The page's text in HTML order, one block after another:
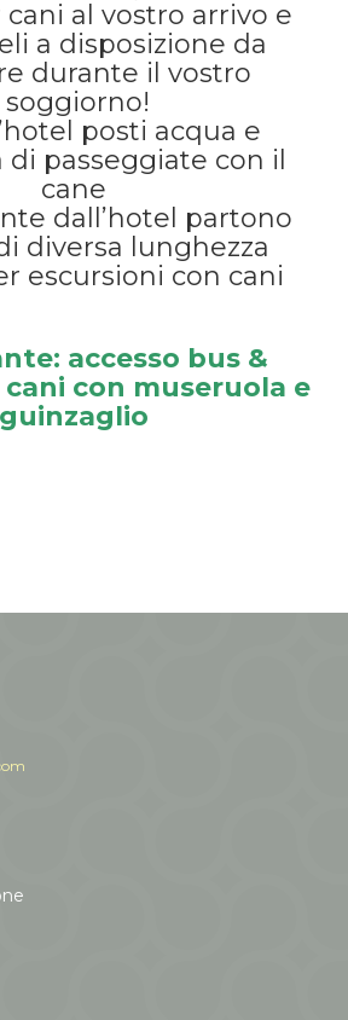
al vostro arrivo e
a disposizione da
durante il vostro
soggiorno!
posti acqua e
passeggiate con il
cane
dall’hotel partono
diversa lunghezza
escursioni con cani
accesso bus &
con museruola e
guinzaglio